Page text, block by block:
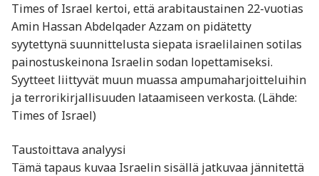
Times of Israel kertoi, että arabitaustainen 22-vuotias
Amin Hassan Abdelqader Azzam on pidätetty
syytettynä suunnittelusta siepata israelilainen sotilas
painostuskeinona Israelin sodan lopettamiseksi.
Syytteet liittyvät muun muassa ampumaharjoitteluihin
ja terrorikirjallisuuden lataamiseen verkosta. (Lähde:
Times of Israel)
Taustoittava analyysi
Tämä tapaus kuvaa Israelin sisällä jatkuvaa jännitettä